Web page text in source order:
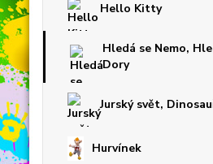
Hello Kitty
Hledá se Nemo,
Dory
Jurský svět,
Hurvínek